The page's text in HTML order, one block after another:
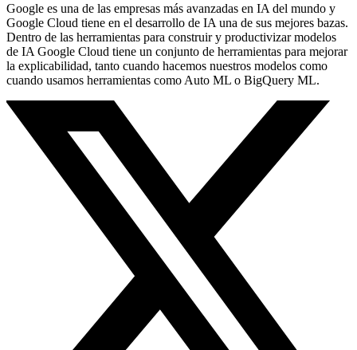
Google es una de las empresas más avanzadas en IA del mundo y
Google Cloud tiene en el desarrollo de IA una de sus mejores bazas.
Dentro de las herramientas para construir y productivizar modelos
de IA Google Cloud tiene un conjunto de herramientas para mejorar
la explicabilidad, tanto cuando hacemos nuestros modelos como
cuando usamos herramientas como Auto ML o BigQuery ML.